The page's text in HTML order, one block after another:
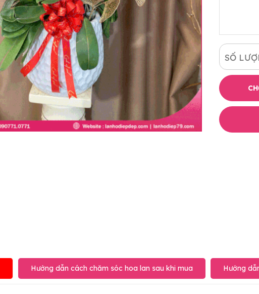
SỐ
Hướng dẫn cách chăm sóc hoa lan sau khi mua Hướng